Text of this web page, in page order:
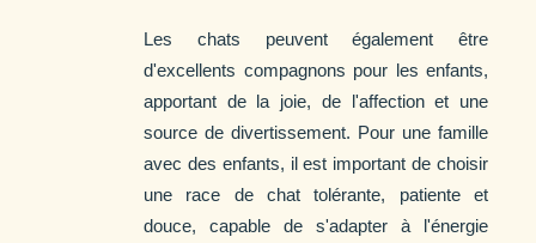
Les chats peuvent également être
d'excellents compagnons pour les enfants,
apportant de la joie, de l'affection et une
source de divertissement. Pour une famille
avec des enfants, il est important de choisir
une race de chat tolérante, patiente et
douce, capable de s'adapter à l'énergie